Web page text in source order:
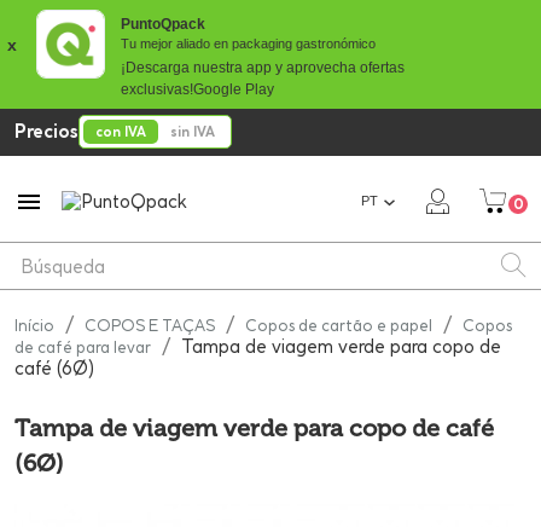
x
PuntoQpack
Tu mejor aliado en packaging gastronómico
¡Descarga nuestra app y aprovecha ofertas
exclusivas!Google Play
Precios con IVA sin IVA
 PT 0
Início COPOS E TAÇAS Copos de cartão e papel
Copos
de café para levar
Tampa de viagem verde para copo de
café (6Ø)
Tampa de viagem verde para copo de café
(6Ø)